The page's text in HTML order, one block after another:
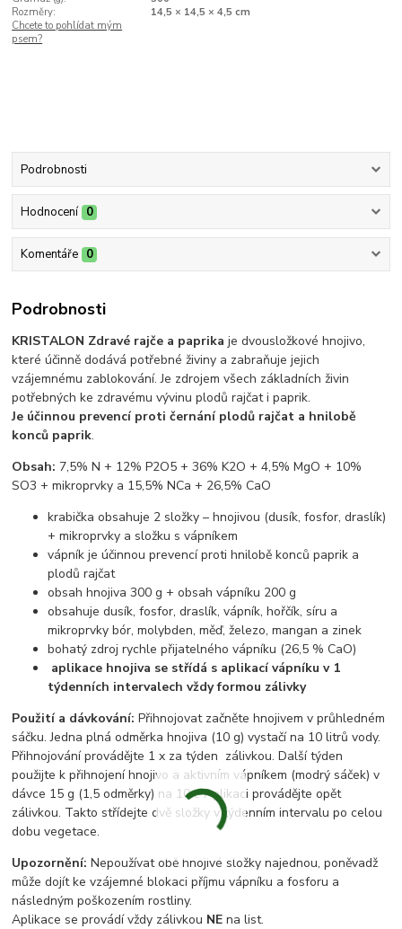
Rozměry:
14,5 × 14,5 × 4,5 cm
Chcete to pohlídat mým
psem?
Podrobnosti
Hodnocení 0
Komentáře 0
Podrobnosti
KRISTALON Zdravé rajče a paprika je dvousložkové hnojivo,
které účinně dodává potřebné živiny a zabraňuje jejich
vzájemnému zablokování. Je zdrojem všech základních živin
potřebných ke zdravému vývinu plodů rajčat i paprik.
Je účinnou prevencí proti černání plodů rajčat a hnilobě
konců paprik.
Obsah: 7,5% N + 12% P2O5 + 36% K2O + 4,5% MgO + 10%
SO3 + mikroprvky a 15,5% NCa + 26,5% CaO
krabička obsahuje 2 složky – hnojivou (dusík, fosfor, draslík)
+ mikroprvky a složku s vápníkem
vápník je účinnou prevencí proti hnilobě konců paprik a
plodů rajčat
obsah hnojiva 300 g + obsah vápníku 200 g
obsahuje dusík, fosfor, draslík, vápník, hořčík, síru a
mikroprvky bór, molybden, měď, železo, mangan a zinek
bohatý zdroj rychle přijatelného vápníku (26,5 % CaO)
aplikace hnojiva se střídá s aplikací vápníku v 1
týdenních intervalech vždy formou zálivky
Použití a dávkování: Přihnojovat začněte hnojivem v průhledném
sáčku. Jedna plná odměrka hnojiva (10 g) vystačí na 10 litrů vody.
Přihnojování provádějte 1 x za týden zálivkou. Další týden
použijte k přihnojení hnojivo a aktivním vápníkem (modrý sáček) v
dávce 15 g (1,5 odměrky) na 10 l. Aplikaci provádějte opět
zálivkou. Takto střídejte dvě složky v týdenním intervalu po celou
dobu vegetace.
Upozornění: Nepoužívat obě hnojivé složky najednou, poněvadž
může dojít ke vzájemné blokaci příjmu vápníku a fosforu a
následným poškozením rostliny.
Aplikace se provádí vždy zálivkou NE na list.